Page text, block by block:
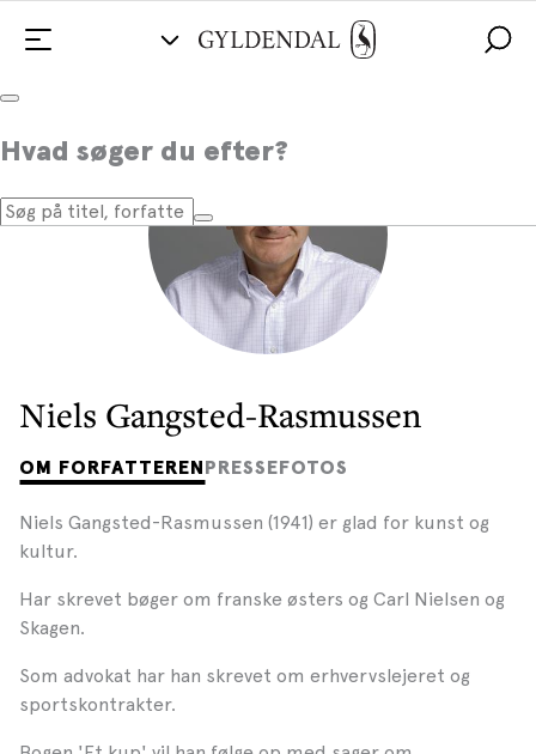
Hvad søger du efter?
Niels Gangsted-Rasmussen
OM FORFATTERENPRESSEFOTOS
Niels Gangsted-Rasmussen (1941) er glad for kunst og
kultur.
Har skrevet bøger om franske østers og Carl Nielsen og
Skagen.
Som advokat har han skrevet om erhvervslejeret og
sportskontrakter.